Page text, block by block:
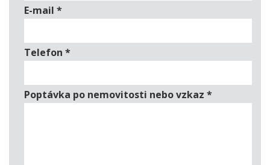
E-mail *
Telefon *
Poptávka po nemovitosti nebo vzkaz *